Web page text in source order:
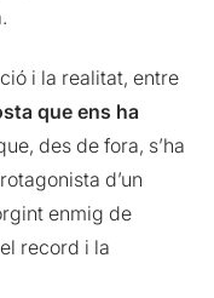
i la realitat, entre
que ens ha
des de fora, s’ha
d’un
enmig de
record i la